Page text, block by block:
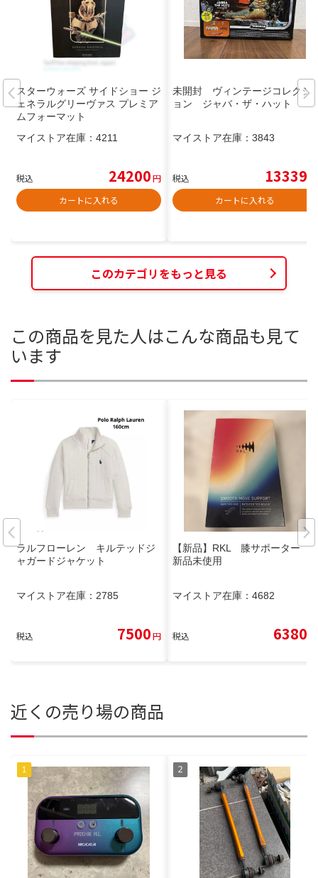
スターウォーズ サイドショー ジ
ェネラルグリーヴァス プレミア
ムフォーマット
マイストア在庫： 4211
税込 24200円
カートに入れる
未開封 ヴィンテージコレクシ
ョン ジャバ・ザ・ハット
マイストア在庫： 3843
税込 13339
カートに入れる
このカテゴリをもっと見る
この商品を見た人はこんな商品も見て
います
ラルフローレン キルテッドジ
ャガードジャケット
マイストア在庫： 2785
税込 7500円
【新品】RKL 膝サポーター
新品未使用
マイストア在庫： 4682
税込 6380
近くの売り場の商品